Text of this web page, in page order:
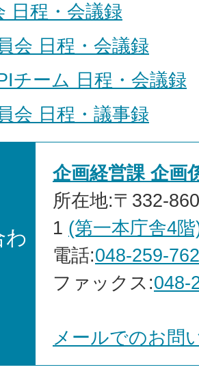
日程・会議録
会 日程・会議録
チーム 日程・会議録
会 日程・議事録
わ
企画経営課 企画
所在地:〒332-
1 (第一本庁舎4
電話:048-259-
ファックス:048-
メールでのお問